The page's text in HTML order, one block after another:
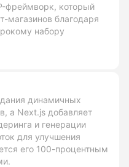
фреймворк, который
магазинов благодаря
набору
динамичных
а Next.js добавляет
и генерации
для улучшения
его 100-процентным